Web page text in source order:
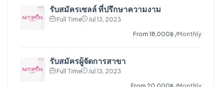
รับสมัครเซลล์ ที่ปรึกษาความงาม
Full Time
Jul 13, 2023
From 18,000฿ /Monthly
รับสมัครผู้จัดการสาขา
Full Time
Jul 13, 2023